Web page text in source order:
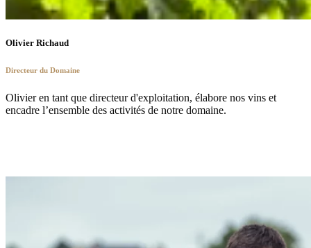
Olivier Richaud
Directeur du Domaine
Olivier en tant que directeur d'exploitation, élabore nos vins et
encadre l’ensemble des activités de notre domaine.